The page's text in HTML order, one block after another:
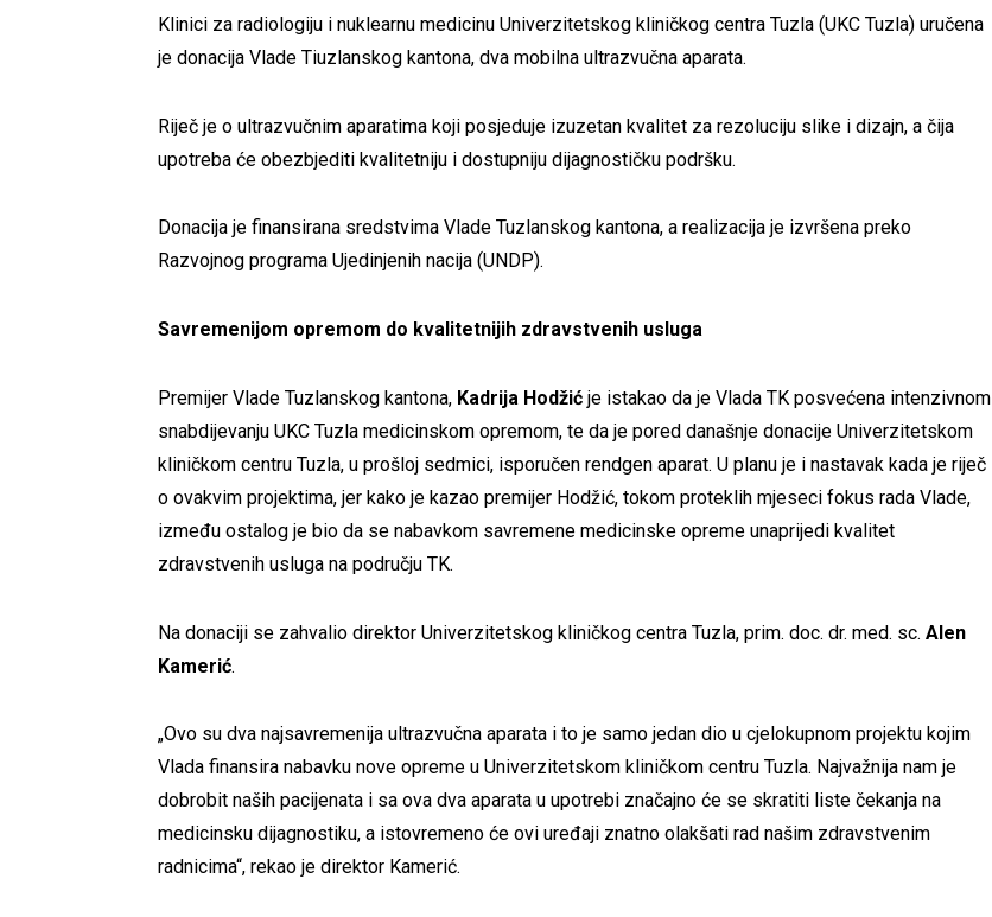
Klinici za radiologiju i nuklearnu medicinu Univerzitetskog kliničkog centra Tuzla (UKC Tuzla) uručena
je donacija Vlade Tiuzlanskog kantona, dva mobilna ultrazvučna aparata.
Riječ je o ultrazvučnim aparatima koji posjeduje izuzetan kvalitet za rezoluciju slike i dizajn, a čija
upotreba će obezbjediti kvalitetniju i dostupniju dijagnostičku podršku.
Donacija je finansirana sredstvima Vlade Tuzlanskog kantona, a realizacija je izvršena preko
Razvojnog programa Ujedinjenih nacija (UNDP).
Savremenijom opremom do kvalitetnijih zdravstvenih usluga
Premijer Vlade Tuzlanskog kantona, Kadrija Hodžić je istakao da je Vlada TK posvećena intenzivnom
snabdijevanju UKC Tuzla medicinskom opremom, te da je pored današnje donacije Univerzitetskom
kliničkom centru Tuzla, u prošloj sedmici, isporučen rendgen aparat. U planu je i nastavak kada je riječ
o ovakvim projektima, jer kako je kazao premijer Hodžić, tokom proteklih mjeseci fokus rada Vlade,
između ostalog je bio da se nabavkom savremene medicinske opreme unaprijedi kvalitet
zdravstvenih usluga na području TK.
Na donaciji se zahvalio direktor Univerzitetskog kliničkog centra Tuzla, prim. doc. dr. med. sc. Alen
Kamerić.
„Ovo su dva najsavremenija ultrazvučna aparata i to je samo jedan dio u cjelokupnom projektu kojim
Vlada finansira nabavku nove opreme u Univerzitetskom kliničkom centru Tuzla. Najvažnija nam je
dobrobit naših pacijenata i sa ova dva aparata u upotrebi značajno će se skratiti liste čekanja na
medicinsku dijagnostiku, a istovremeno će ovi uređaji znatno olakšati rad našim zdravstvenim
radnicima“, rekao je direktor Kamerić.